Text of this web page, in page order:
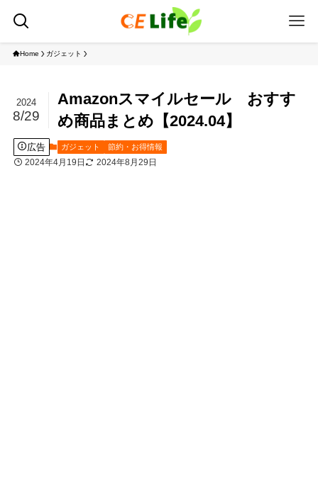
Home ガジェット
Amazonスマイルセール おすす
め商品まとめ【2024.04】
2024
8/29
広告 ガジェット 節約・お得情報
2024年4月19日 2024年8月29日